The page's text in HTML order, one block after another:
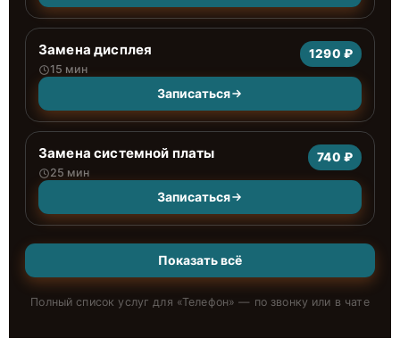
Замена дисплея
15 мин
1290 ₽
Записаться
Замена системной платы
25 мин
740 ₽
Записаться
Показать всё
Полный список услуг для «Телефон» — по звонку или в чате